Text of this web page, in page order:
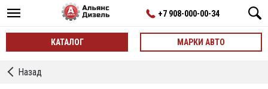
+7 908-000-00-34
КАТАЛОГ МАРКИ АВТО
←Назад